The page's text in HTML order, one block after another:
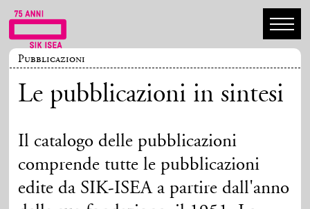
Pubblicazioni
Le pubblicazioni in sintesi
Il catalogo delle pubblicazioni
comprende tutte le pubblicazioni
edite da SIK-ISEA a partire dall'anno